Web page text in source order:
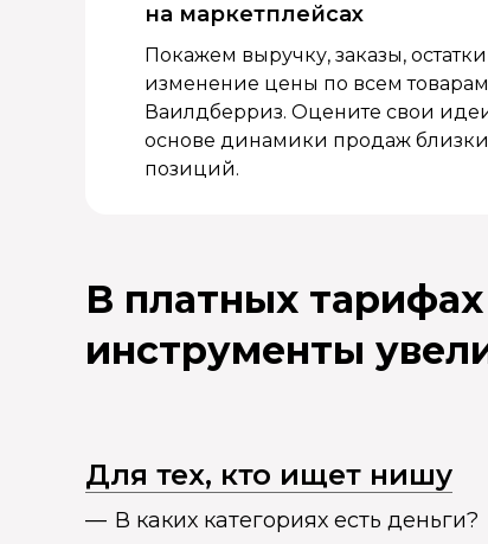
на маркетплейсах
Покажем выручку, заказы,
изменение цены по всем
Ваилдберриз. Оцените свои
основе динамики продаж
позиций.
В платных
инструменты
Для тех, кто ищет нишу
В каких категориях есть деньги?